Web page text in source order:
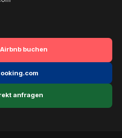
buchen
anfragen